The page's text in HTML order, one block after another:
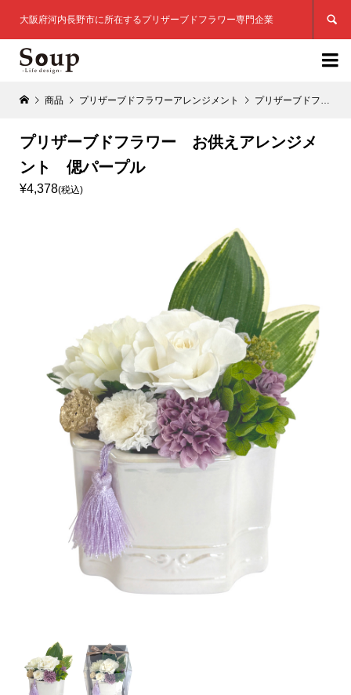
大阪府河内長野市に所在するプリザーブドフラワー専門企業 

商品 プリザーブドフラワーアレンジメント プリザーブドフラワー お供えアレンジメント 偲パープル
プリザーブドフラワー お供えアレンジメ
ント 偲パープル
¥4,378(税込)